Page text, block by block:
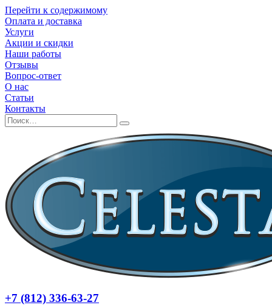
Перейти к содержимому
Оплата и доставка
Услуги
Акции и скидки
Наши работы
Отзывы
Вопрос-ответ
О нас
Статьи
Контакты
+7 (812) 336-63-27